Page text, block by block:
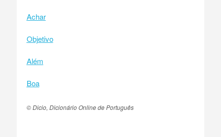
Achar
Objetivo
Além
Boa
© Dicio, Dicionário Online de Português